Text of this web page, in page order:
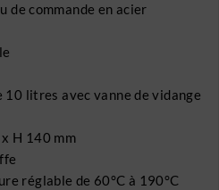
de commande en acier
10 litres avec vanne de vidange
H 140 mm
réglable de 60°C à 190°C